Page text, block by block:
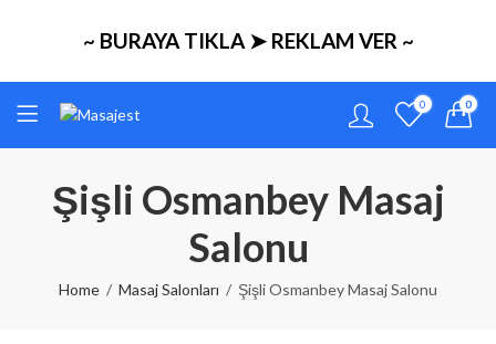
~ BURAYA TIKLA ➤ REKLAM VER ~
0 0
Şişli Osmanbey Masaj
Salonu
Home Masaj Salonları Şişli Osmanbey Masaj Salonu